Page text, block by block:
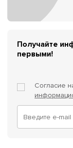
Получайте
первыми!
Согласие